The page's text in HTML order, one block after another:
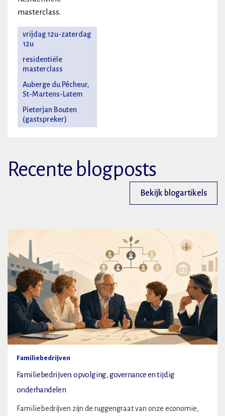
masterclass.
vrijdag 12u-zaterdag
12u
residentiële
masterclass
Auberge du Pêcheur,
St-Martens-Latem
Pieterjan Bouten
(gastspreker)
Recente blogposts
Bekijk blogartikels
Familiebedrijven
Familiebedrijven: opvolging, governance en tijdig
onderhandelen
Familiebedrijven zijn de ruggengraat van onze economie,